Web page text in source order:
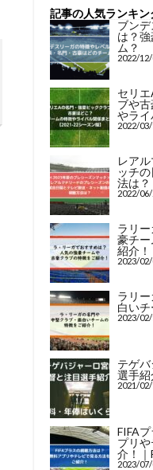
記事の人気ランキン
ブン
は？
ム？
2022/
セリ
ブや
やライ
2022/
レア
ッチ
法は？
2022/
ラリ
豪チ
紹介！
2023/
ラリ
白いチ
2023/
テゲ
選手紹
2021/
FIFA
プリ
介！｜
2023/